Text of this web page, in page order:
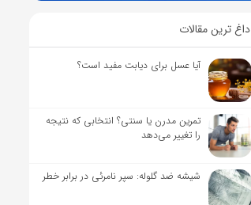
داغ ترین مقالات
آیا عسل برای دیابت مفید است؟
تمرین مدرن یا سنتی؟ انتخابی که نتیجه
را تغییر می‌دهد
شیشه ضد گلوله: سپر نامرئی در برابر خطر